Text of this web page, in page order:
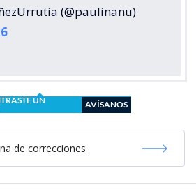
(@paulinanu)
UN
AVÍSANOS
de correcciones